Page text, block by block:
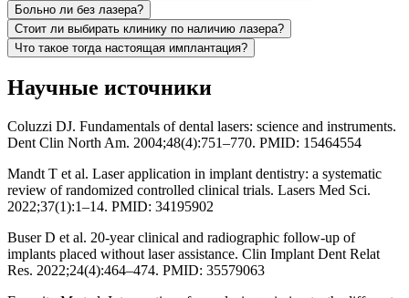
Больно ли без лазера?
Стоит ли выбирать клинику по наличию лазера?
Что такое тогда настоящая имплантация?
Научные источники
Coluzzi DJ. Fundamentals of dental lasers: science and instruments.
Dent Clin North Am. 2004;48(4):751–770. PMID: 15464554
Mandt T et al. Laser application in implant dentistry: a systematic
review of randomized controlled clinical trials. Lasers Med Sci.
2022;37(1):1–14. PMID: 34195902
Buser D et al. 20-year clinical and radiographic follow-up of
implants placed without laser assistance. Clin Implant Dent Relat
Res. 2022;24(4):464–474. PMID: 35579063